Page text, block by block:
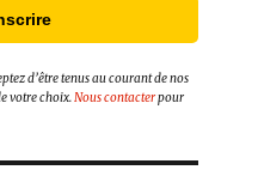
d’être tenus au courant de nos
votre choix.Nous contacterpour